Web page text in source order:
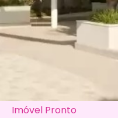
Imóvel Pronto